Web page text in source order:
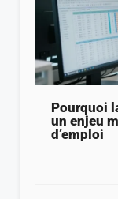
Pourquoi
un enjeu
d’emploi